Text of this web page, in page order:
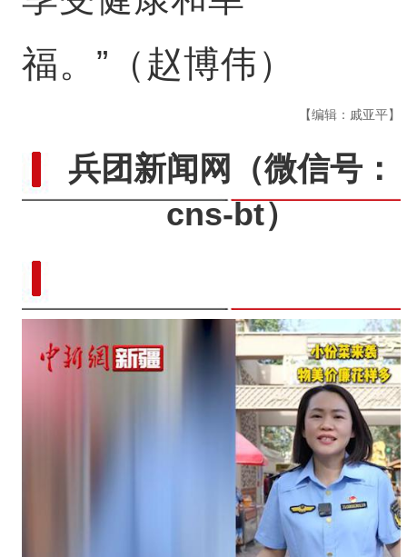
福。”（赵博伟）
【编辑：戚亚平】
兵团新闻网
（微信号：
cns-bt）